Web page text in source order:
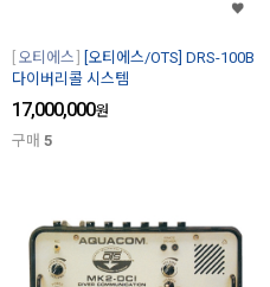
오티에스
[오티에스/OTS] DRS-100B
다이버리콜 시스템
17,000,000원
구매 5